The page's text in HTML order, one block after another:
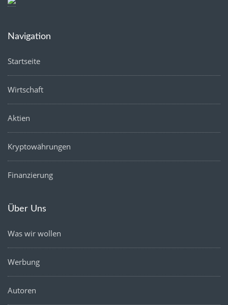
Navigation
Startseite
Wirtschaft
Aktien
Kryptowährungen
Finanzierung
Über Uns
Was wir wollen
Werbung
Autoren